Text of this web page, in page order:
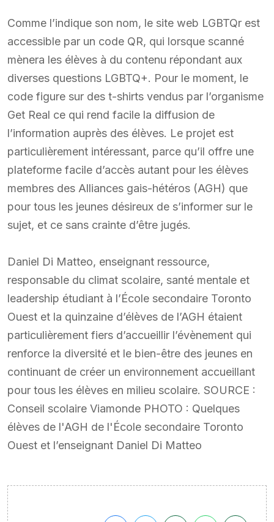
Comme l’indique son nom, le site web LGBTQr est
accessible par un code QR, qui lorsque scanné
mènera les élèves à du contenu répondant aux
diverses questions LGBTQ+. Pour le moment, le
code figure sur des t-shirts vendus par l’organisme
Get Real ce qui rend facile la diffusion de
l’information auprès des élèves. Le projet est
particulièrement intéressant, parce qu’il offre une
plateforme facile d’accès autant pour les élèves
membres des Alliances gais-hétéros (AGH) que
pour tous les jeunes désireux de s’informer sur le
sujet, et ce sans crainte d’être jugés.
Daniel Di Matteo, enseignant ressource,
responsable du climat scolaire, santé mentale et
leadership étudiant à l’École secondaire Toronto
Ouest et la quinzaine d’élèves de l’AGH étaient
particulièrement fiers d’accueillir l’évènement qui
renforce la diversité et le bien-être des jeunes en
continuant de créer un environnement accueillant
pour tous les élèves en milieu scolaire. SOURCE :
Conseil scolaire Viamonde PHOTO : Quelques
élèves de l'AGH de l'École secondaire Toronto
Ouest et l’enseignant Daniel Di Matteo